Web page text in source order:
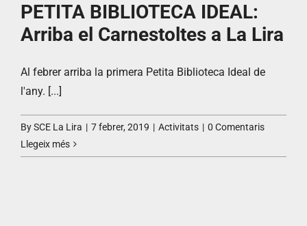
PETITA BIBLIOTECA IDEAL:
Arriba el Carnestoltes a La Lira
Al febrer arriba la primera Petita Biblioteca Ideal de
l'any. [...]
BySCE La Lira | 7 febrer, 2019 | Activitats | 0 Comentaris
Llegeix més